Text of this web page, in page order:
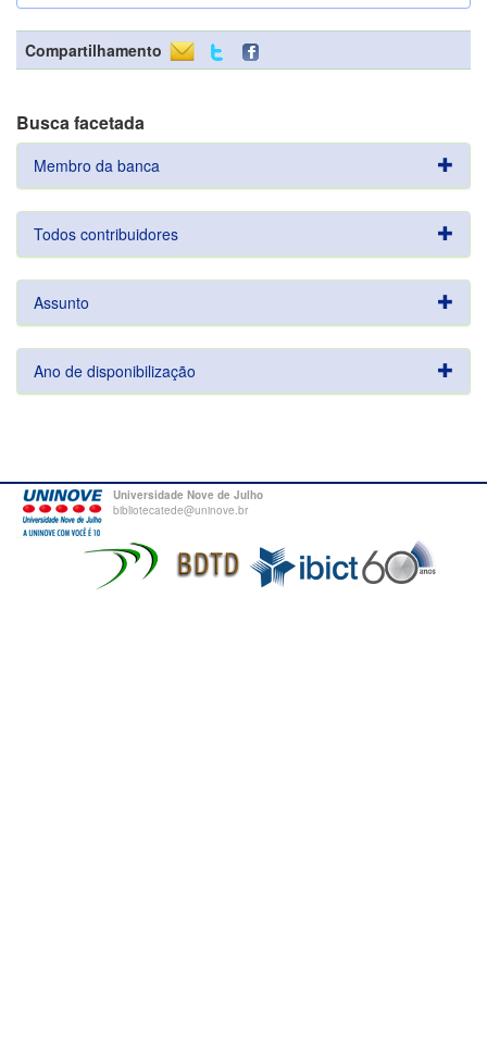
Compartilhamento
Busca facetada
Membro da banca
Todos contribuidores
Assunto
Ano de disponibilização
Universidade Nove de Julho
bibliotecatede@uninove.br